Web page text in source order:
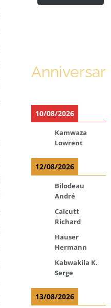
10/08/2026
Kamwaza
Lowrent
12/08/2026
Bilodeau
André
Calcutt
Richard
Hauser
Hermann
Kabwakila K.
Serge
13/08/2026